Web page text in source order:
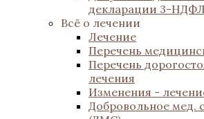
декларации 3-НДФЛ
Всё о лечении
Лечение
Перечень
Перечень
лечения
Изменения -
Добровольное мед.